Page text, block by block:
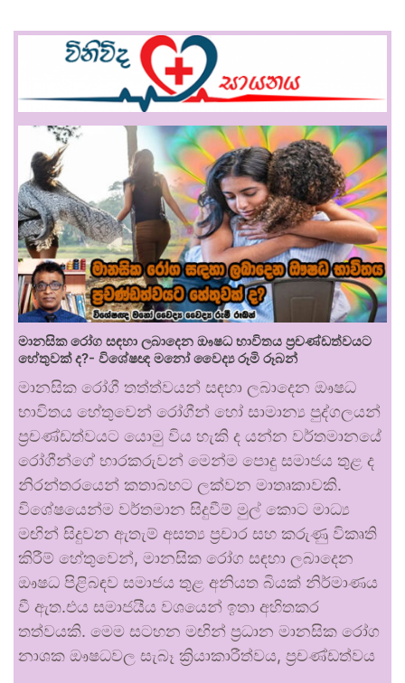
මානසික රෝග සඳහා ලබාදෙන ඖෂධ භාවිතය ප්‍රචණ්ඩත්වයට
හේතුවක් ද?- විශේෂඥ මනෝ වෛද්‍ය රූමි රූබන්
මානසික රෝගී තත්ත්වයන් සඳහා ලබාදෙන ඖෂධ
භාවිතය හේතුවෙන් රෝගීන් හෝ සාමාන්‍ය පුද්ගලයන්
ප්‍රචණ්ඩත්වයට යොමු විය හැකි ද යන්න වර්තමානයේ
රෝගීන්ගේ භාරකරුවන් මෙන්ම පොදු සමාජය තුළ ද
නිරන්තරයෙන් කතාබහට ලක්වන මාතෘකාවකි.
විශේෂයෙන්ම වර්තමාන සිදුවීම් මුල් කොට මාධ්‍ය
මඟින් සිදුවන ඇතැම් අසත්‍ය ප්‍රචාර සහ කරුණු විකෘති
කිරීම් හේතුවෙන්, මානසික රෝග සඳහා ලබාදෙන
ඖෂධ පිළිබඳව සමාජය තුළ අනියත බියක් නිර්මාණය
වී ඇත.එය සමාජයීය වශයෙන් ඉතා අහිතකර
තත්වයකි. මෙම සටහන මඟින් ප්‍රධාන මානසික රෝග
නාශක ඖෂධවල සැබෑ ක්‍රියාකාරීත්වය, ප්‍රචණ්ඩත්වය